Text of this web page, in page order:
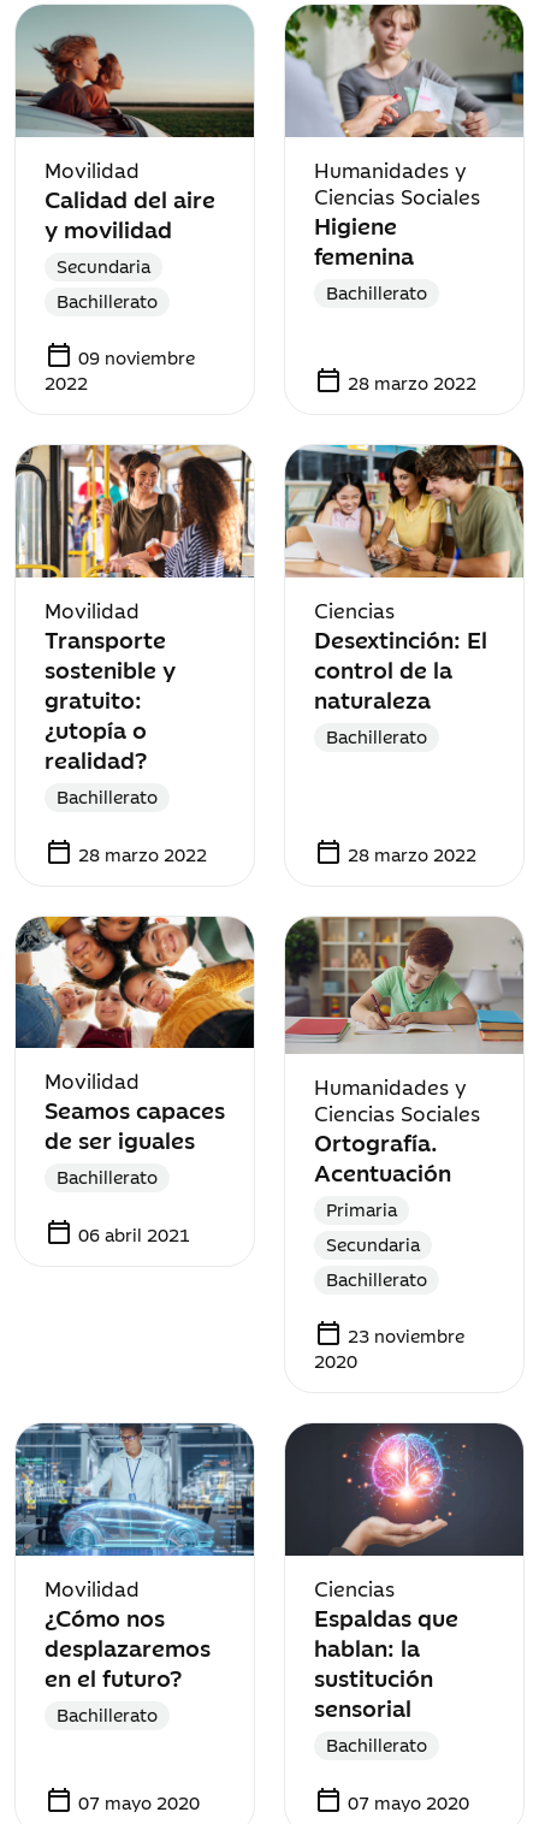
Movilidad
Calidad del aire
y movilidad
Secundaria
Bachillerato
calendar_today 09 noviembre
2022
Humanidades y
Ciencias Sociales
Higiene
femenina
Bachillerato
calendar_today 28 marzo 2022
Movilidad
Transporte
sostenible y
gratuito:
¿utopía o
realidad?
Bachillerato
calendar_today 28 marzo 2022
Ciencias
Desextinción: El
control de la
naturaleza
Bachillerato
calendar_today 28 marzo 2022
Movilidad
Seamos capaces
de ser iguales
Bachillerato
calendar_today 06 abril 2021
Humanidades y
Ciencias Sociales
Ortografía.
Acentuación
Primaria
Secundaria
Bachillerato
calendar_today 23 noviembre
2020
Movilidad
¿Cómo nos
desplazaremos
en el futuro?
Bachillerato
calendar_today 07 mayo 2020
Ciencias
Espaldas que
hablan: la
sustitución
sensorial
Bachillerato
calendar_today 07 mayo 2020